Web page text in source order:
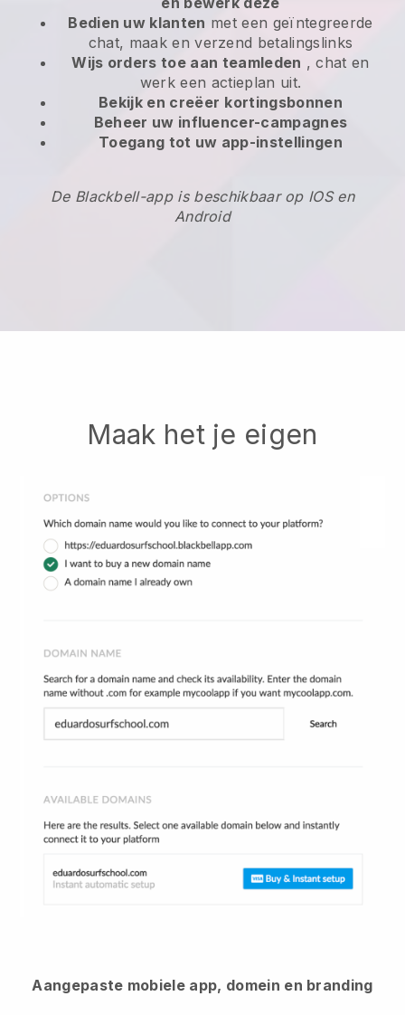
Bedien uw klanten met een geïntegreerde
chat, maak en verzend betalingslinks
Wijs orders toe aan teamleden , chat en
werk een actieplan uit.
Bekijk en creëer kortingsbonnen
Beheer uw influencer-campagnes
Toegang tot uw app-instellingen
De Blackbell-app is beschikbaar op IOS en
Android
Maak het je eigen
Aangepaste mobiele app, domein en branding